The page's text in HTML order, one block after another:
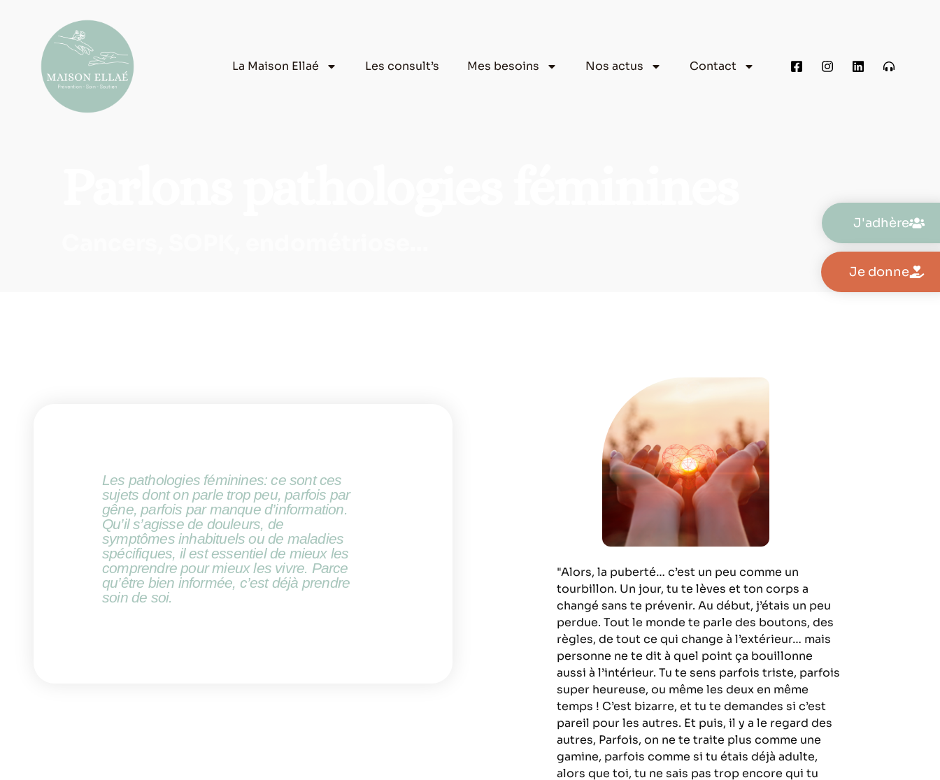
La Maison Ellaé Les consult’s Mes besoins Nos actus Contact
Les pathologies féminines: ce sont ces
sujets dont on parle trop peu, parfois par
gêne, parfois par manque d’information.
Qu’il s’agisse de douleurs, de
symptômes inhabituels ou de maladies
spécifiques, il est essentiel de mieux les
comprendre pour mieux les vivre. Parce
qu’être bien informée, c’est déjà prendre
soin de soi.
"Alors, la puberté… c’est un peu comme un
tourbillon. Un jour, tu te lèves et ton corps a
changé sans te prévenir. Au début, j’étais un peu
perdue. Tout le monde te parle des boutons, des
règles, de tout ce qui change à l’extérieur… mais
personne ne te dit à quel point ça bouillonne
aussi à l’intérieur. Tu te sens parfois triste, parfois
super heureuse, ou même les deux en même
temps ! C’est bizarre, et tu te demandes si c’est
pareil pour les autres. Et puis, il y a le regard des
autres, Parfois, on ne te traite plus comme une
gamine, parfois comme si tu étais déjà adulte,
alors que toi, tu ne sais pas trop encore qui tu
J'adhère
Je donne